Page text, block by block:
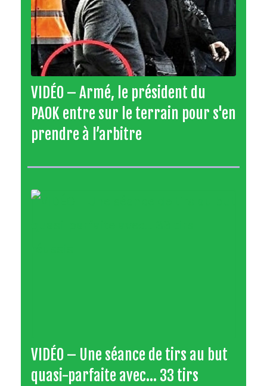
VIDÉO – Armé, le président du
PAOK entre sur le terrain pour s'en
prendre à l’arbitre
VIDÉO – Une séance de tirs au but
quasi-parfaite avec... 33 tirs